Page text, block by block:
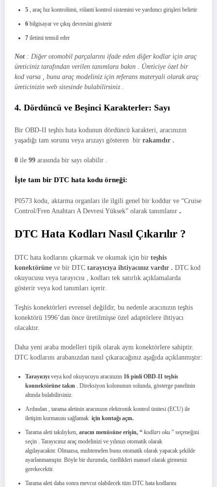
5 , araç hız kontrolünü, rölanti kontrol sistemini ve yardımcı girişleri belirtir
6 bilgisayar ve çıkış devresini gösterir
7 iletimi temsil eder
Not : Diğer otomobil parçalarını ifade eden diğer kodlar için araç
üreticiniz tarafından verilen tanımlara bakın
Üreticiye özel bir
kod varsa , bunu araç modeliniz için referans materyali olarak araç
üreticinizin web sitesinde bulabilirsiniz .
4. Dördüncü ve Beşinci Karakterler: Sayı
Bir OBD-II teşhis hata kodunun dördüncü karakteri, aracınızın
yaşadığı tam sorunu veya arızayı gösteren bir rakamdır .
0 ile 99 arasında bir sayı olabilir .
İşte tam bir DTC hata kodu örneği:
P0573 kodu, aktarma organları ile ilgili genel bir koddur ve “Cruise
Control/Fren Anahtarı A Devresi Yüksek” olarak tanımlanır .
DTC Hata Kodları Nasıl Çıkarılır ?
DTC hata kodlarını çıkarmak ve okumak için bir teşhis
konektörüne ve bir DTC tarayıcıya ihtiyacınız vardır . DTC kod
okuyucusu veya tarayıcısı , kodları tek satırlık açıklamalarda
gösterir veya kod tanımları içerir.
Teşhis konektörleri evrensel değildir, bu nedenle aracınızın teşhis
konektörü 1996’dan önce üretilmişse özel adaptörlere ihtiyacı
olacaktır.
Daha yeni araba modelleri tipik olarak aynı konektörlere sahiptir.
DTC kodlarını arabanızdan nasıl çıkaracağınız aşağıda açıklanmıştır:
Tarayıcıyı veya kod okuyucuyu aracınızın 16 pinli OBD-II teşhis
konnektörüne takın . Direksiyon kolonunun solunda, gösterge panelinin
altında bulabilirsiniz.
Ardından , tarama aletinin aracınızın elektronik kontrol ünitesi (ECU) ile
iletişim kurmasını sağlamak için kontağı açın.
Tarama aleti takılıyken, aracın menüsüne erişin, “ kodları oku ” seçeneğini
seçin . Tarayıcınız araç modelinizi ve yılınızı otomatik olarak
algılayacaktır. Olmazsa, muhtemelen bunu otomatik olarak yapacak şekilde
ayarlanmamıştır. Böyle bir durumda, özellikleri manuel olarak girmeniz
gerekecektir.
Tarama aleti daha sonra mevcut olabilecek tüm DTC hata kodlarını